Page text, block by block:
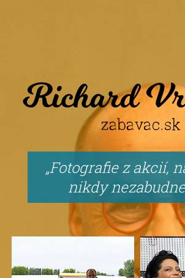
Fotografie z akcií,
nikdy